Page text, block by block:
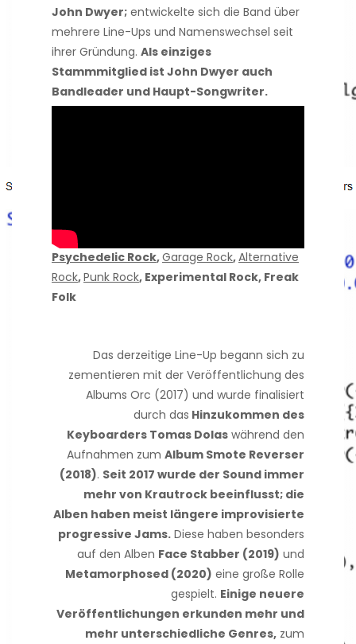
John Dwyer; entwickelte sich die Band über
mehrere Line-Ups und Namenswechsel seit
ihrer Gründung. Als einziges
Stammmitglied ist John Dwyer auch
Bandleader und Haupt-Songwriter.
Psychedelic Rock,Garage Rock,Alternative
Rock,Punk Rock, Experimental Rock, Freak
Folk
Das derzeitige Line-Up begann sich zu
zementieren mit der Veröffentlichung des
Albums Orc (2017) und wurde finalisiert
durch das Hinzukommen des
Keyboarders Tomas Dolas während den
Aufnahmen zum Album Smote Reverser
(2018). Seit 2017 wurde der Sound immer
mehr von Krautrock beeinflusst; die
Alben haben meist längere improvisierte
progressive Jams. Diese haben besonders
auf den Alben Face Stabber (2019) und
Metamorphosed (2020) eine große Rolle
gespielt. Einige neuere
Veröffentlichungen erkunden mehr und
mehr unterschiedliche Genres, zum